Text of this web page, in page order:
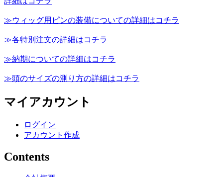
≫ウィッグ用ピンの装備についての詳細はコチラ
≫各特別注文の詳細はコチラ
≫納期についての詳細はコチラ
≫頭のサイズの測り方の詳細はコチラ
マイアカウント
ログイン
アカウント作成
Contents